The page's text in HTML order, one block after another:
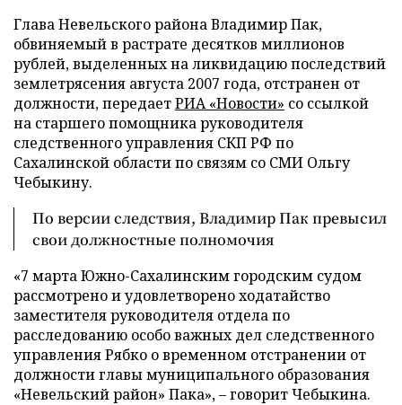
Глава Невельского района Владимир Пак,
обвиняемый в растрате десятков миллионов
рублей, выделенных на ликвидацию последствий
землетрясения августа 2007 года, отстранен от
должности, передаетРИА «Новости» со ссылкой
на старшего помощника руководителя
следственного управления СКП РФ по
Сахалинской области по связям со СМИ Ольгу
Чебыкину.
По версии следствия, Владимир Пак превысил
свои должностные полномочия
«7 марта Южно-Сахалинским городским судом
рассмотрено и удовлетворено ходатайство
заместителя руководителя отдела по
расследованию особо важных дел следственного
управления Рябко о временном отстранении от
должности главы муниципального образования
«Невельский район» Пака», – говорит Чебыкина.